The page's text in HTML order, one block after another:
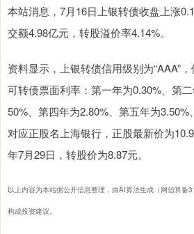
本站消息，7月16日上银转债收盘上涨
交额4.98亿元，转股溢价率4.14%。
资料显示，上银转债信用级别为“AAA”
可转债票面利率：第一年为0.30%、第
50%、第四年为2.80%、第五年为3.50%
对应正股名上海银行，正股最新价为
年7月29日，转股价为8.87元。
以上内容为本站据公开信息整理，由AI算法生成（网信算
构成投资建议。